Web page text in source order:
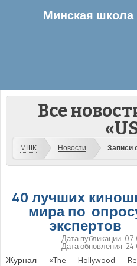
Все
МШК Новости Записи
40 лучших
мира по
экспертов
Дата публикации:
Дата обновления:
Журнал «The Hollywood
Минская школа